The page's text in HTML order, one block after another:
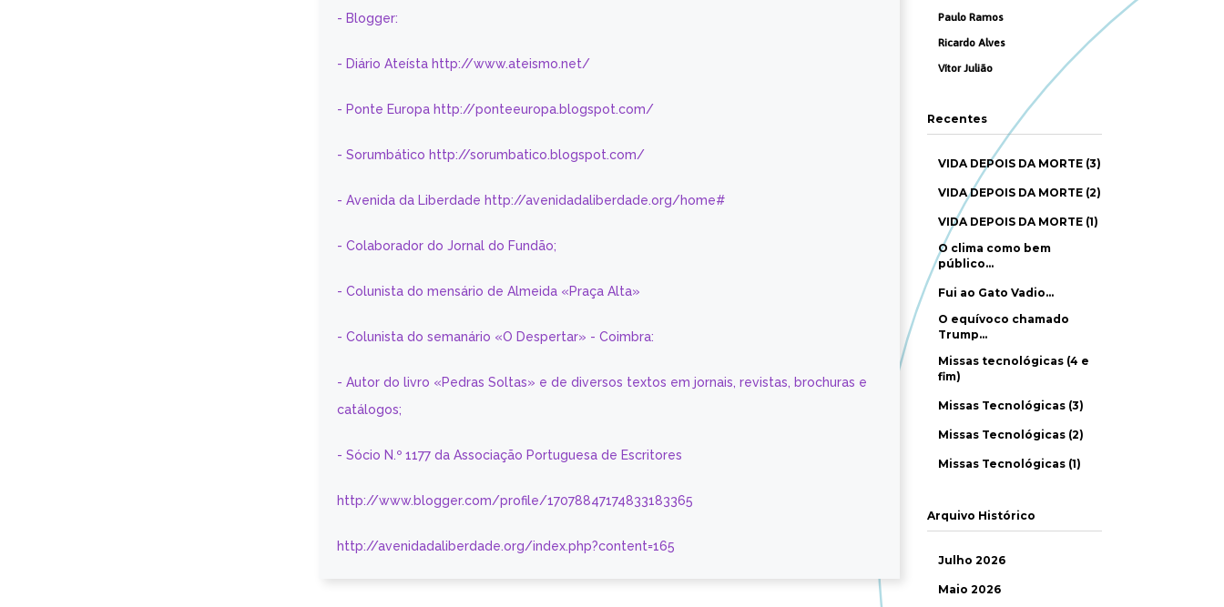
- Blogger:
- Diário Ateísta http://www.ateismo.net/
- Ponte Europa http://ponteeuropa.blogspot.com/
- Sorumbático http://sorumbatico.blogspot.com/
- Avenida da Liberdade http://avenidadaliberdade.org/home#
- Colaborador do Jornal do Fundão;
- Colunista do mensário de Almeida «Praça Alta»
- Colunista do semanário «O Despertar» - Coimbra:
- Autor do livro «Pedras Soltas» e de diversos textos em jornais, revistas, brochuras e
catálogos;
- Sócio N.º 1177 da Associação Portuguesa de Escritores
http://www.blogger.com/profile/17078847174833183365
http://avenidadaliberdade.org/index.php?content=165
Paulo Ramos
Ricardo Alves
Vítor Julião
Recentes
VIDA DEPOIS DA MORTE (3)
VIDA DEPOIS DA MORTE (2)
VIDA DEPOIS DA MORTE (1)
O clima como bem
público…
Fui ao Gato Vadio…
O equívoco chamado
Trump…
Missas tecnológicas (4 e
fim)
Missas Tecnológicas (3)
Missas Tecnológicas (2)
Missas Tecnológicas (1)
Arquivo Histórico
Julho 2026
Maio 2026